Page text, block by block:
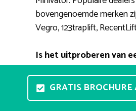
bovengenoemde merken
Vegro, 123traplift,
Is het uitproberen van
een optie?
Thuis een stoellift testen
Wel zijn er verschillende
GRATIS